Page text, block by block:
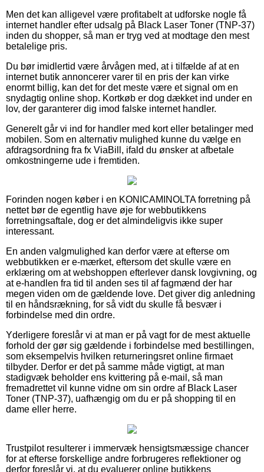
Men det kan alligevel være profitabelt at udforske nogle få
internet handler efter udsalg på Black Laser Toner (TNP-37)
inden du shopper, så man er tryg ved at modtage den mest
betalelige pris.
Du bør imidlertid være årvågen med, at i tilfælde af at en
internet butik annoncerer varer til en pris der kan virke
enormt billig, kan det for det meste være et signal om en
snydagtig online shop. Kortkøb er dog dækket ind under en
lov, der garanterer dig imod falske internet handler.
Generelt går vi ind for handler med kort eller betalinger med
mobilen. Som en alternativ mulighed kunne du vælge en
afdragsordning fra fx ViaBill, ifald du ønsker at afbetale
omkostningerne ude i fremtiden.
Forinden nogen køber i en KONICAMINOLTA forretning på
nettet bør de egentlig have øje for webbutikkens
forretningsaftale, dog er det almindeligvis ikke super
interessant.
En anden valgmulighed kan derfor være at efterse om
webbutikken er e-mærket, eftersom det skulle være en
erklæring om at webshoppen efterlever dansk lovgivning, og
at e-handlen fra tid til anden ses til af fagmænd der har
megen viden om de gældende love. Det giver dig anledning
til en håndsrækning, for så vidt du skulle få besvær i
forbindelse med din ordre.
Yderligere foreslår vi at man er på vagt for de mest aktuelle
forhold der gør sig gældende i forbindelse med bestillingen,
som eksempelvis hvilken returneringsret online firmaet
tilbyder. Derfor er det på samme måde vigtigt, at man
stadigvæk beholder ens kvittering på e-mail, så man
fremadrettet vil kunne vidne om sin ordre af Black Laser
Toner (TNP-37), uafhængig om du er på shopping til en
dame eller herre.
Trustpilot resulterer i immervæk hensigtsmæssige chancer
for at efterse forskellige andre forbrugeres reflektioner og
derfor foreslår vi, at du evaluerer online butikkens